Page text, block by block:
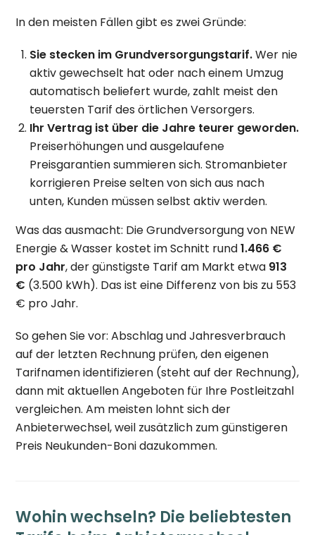
In den meisten Fällen gibt es zwei Gründe:
Sie stecken im Grundversorgungstarif.Wer nie
aktiv gewechselt hat oder nach einem Umzug
automatisch beliefert wurde, zahlt meist den
teuersten Tarif des örtlichen Versorgers.
Ihr Vertrag ist über die Jahre teurer geworden.
Preiserhöhungen und ausgelaufene
Preisgarantien summieren sich. Stromanbieter
korrigieren Preise selten von sich aus nach
unten, Kunden müssen selbst aktiv werden.
Was das ausmacht: Die Grundversorgung von NEW
Energie & Wasser kostet im Schnitt rund1.466 €
pro Jahr, der günstigste Tarif am Markt etwa 913
€ (3.500 kWh). Das ist eine Differenz von bis zu 553
€ pro Jahr.
So gehen Sie vor: Abschlag und Jahresverbrauch
auf der letzten Rechnung prüfen, den eigenen
Tarifnamen identifizieren (steht auf der Rechnung),
dann mit aktuellen Angeboten für Ihre Postleitzahl
vergleichen. Am meisten lohnt sich der
Anbieterwechsel, weil zusätzlich zum günstigeren
Preis Neukunden-Boni dazukommen.
Wohin wechseln? Die beliebtesten